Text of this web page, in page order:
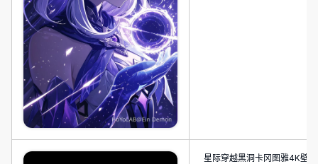
星际穿越黑洞卡冈图雅4K壁纸